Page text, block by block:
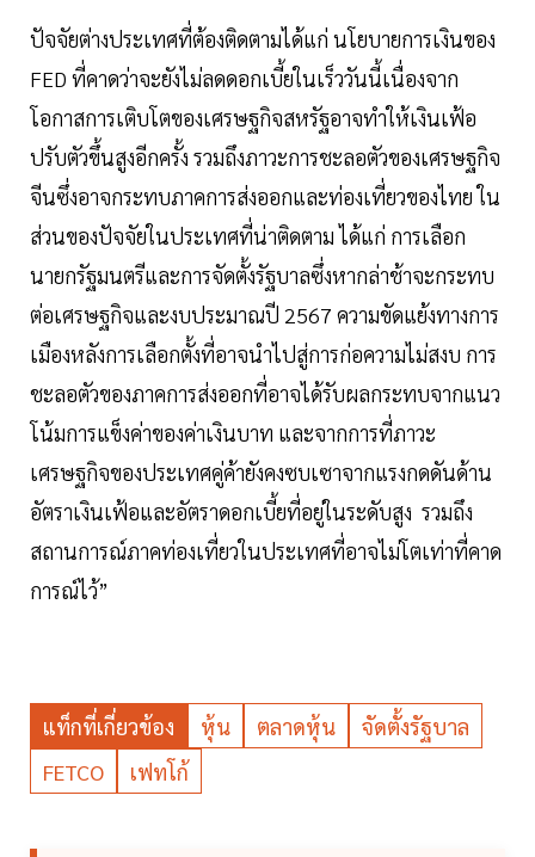
ปัจจัยต่างประเทศที่ต้องติดตามได้แก่ นโยบายการเงินของ
FED ที่คาดว่าจะยังไม่ลดดอกเบี้ยในเร็ววันนี้เนื่องจาก
โอกาสการเติบโตของเศรษฐกิจสหรัฐอาจทำให้เงินเฟ้อ
ปรับตัวขึ้นสูงอีกครั้ง รวมถึงภาวะการชะลอตัวของเศรษฐกิจ
จีนซึ่งอาจกระทบภาคการส่งออกและท่องเที่ยวของไทย ใน
ส่วนของปัจจัยในประเทศที่น่าติดตาม ได้แก่ การเลือก
นายกรัฐมนตรีและการจัดตั้งรัฐบาลซึ่งหากล่าช้าจะกระทบ
ต่อเศรษฐกิจและงบประมาณปี 2567 ความขัดแย้งทางการ
เมืองหลังการเลือกตั้งที่อาจนำไปสู่การก่อความไม่สงบ การ
ชะลอตัวของภาคการส่งออกที่อาจได้รับผลกระทบจากแนว
โน้มการแข็งค่าของค่าเงินบาท และจากการที่ภาวะ
เศรษฐกิจของประเทศคู่ค้ายังคงซบเซาจากแรงกดดันด้าน
อัตราเงินเฟ้อและอัตราดอกเบี้ยที่อยู่ในระดับสูง รวมถึง
สถานการณ์ภาคท่องเที่ยวในประเทศที่อาจไม่โตเท่าที่คาด
การณ์ไว้”
แท็กที่เกี่ยวข้อง หุ้น ตลาดหุ้น
จัดตั้งรัฐบาล
FETCO
เฟทโก้